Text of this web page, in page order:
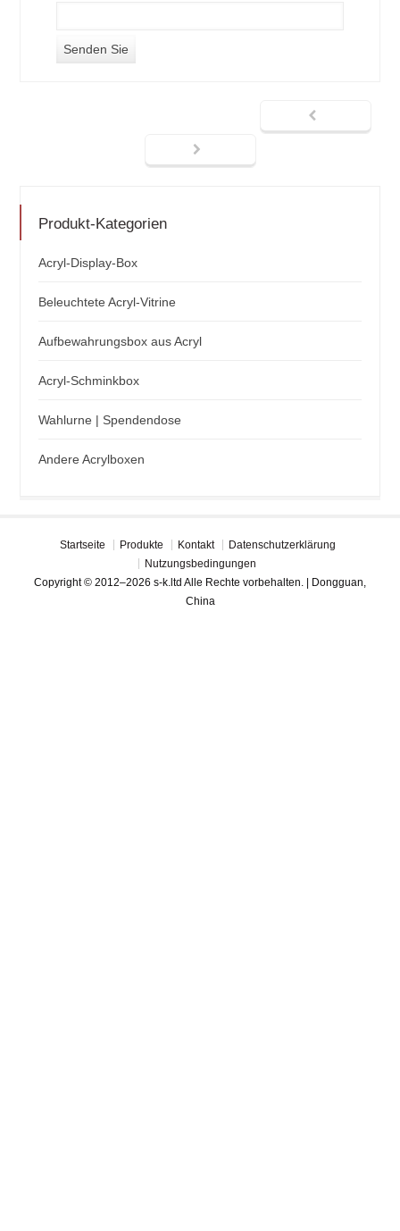
Produkt-Kategorien
Acryl-Display-Box
Beleuchtete Acryl-Vitrine
Aufbewahrungsbox aus Acryl
Acryl-Schminkbox
Wahlurne | Spendendose
Andere Acrylboxen
Startseite Produkte Kontakt
Datenschutzerklärung
Nutzungsbedingungen
Copyright © 2012–2026 s-k.ltd Alle Rechte vorbehalten. | Dongguan,
China